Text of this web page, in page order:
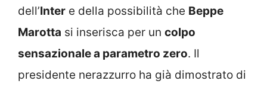
dell’Inter e della possibilità che Beppe
Marotta si inserisca per un colpo
sensazionale a parametro zero. Il
presidente nerazzurro ha già dimostrato di